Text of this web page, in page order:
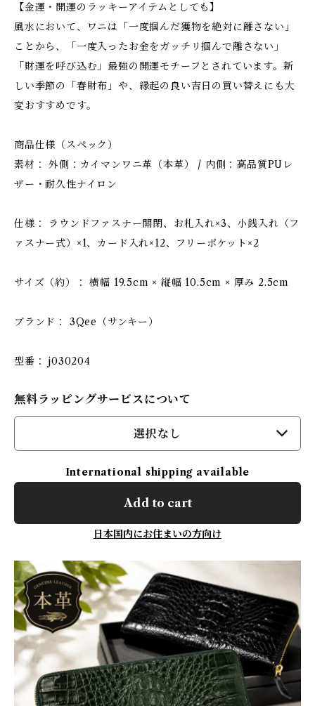
【金運・開運のラッキーアイテムとしても】
風水において、ワニは「一度掴んだ獲物を絶対に離さない」
ことから、「一度入ったお金をガッチリ掴んで離さない」
「財運を呼び込む」最強の開運モチーフとされています。新
しい季節の「春財布」や、縁起の良い吉日の買い替えにも大
変おすすめです。
商品仕様（スペック）
素材： 外側：カイマンワニ革（本革） / 内側：高品質PUレ
ザー・耐久性ナイロン
仕様： ラウンドファスナー開閉、お札入れ×3、小銭入れ（フ
ァスナー式）×1、カード入れ×12、フリーポケット×2
サイズ（約）： 横幅 19.5cm × 縦幅 10.5cm × 厚み 2.5cm
ブランド： 3Qee（サンキー）
型番： j030204
無料ラッピングサービスについて
選択なし
International shipping available
Add to cart
日本国内にお住まいの方向け